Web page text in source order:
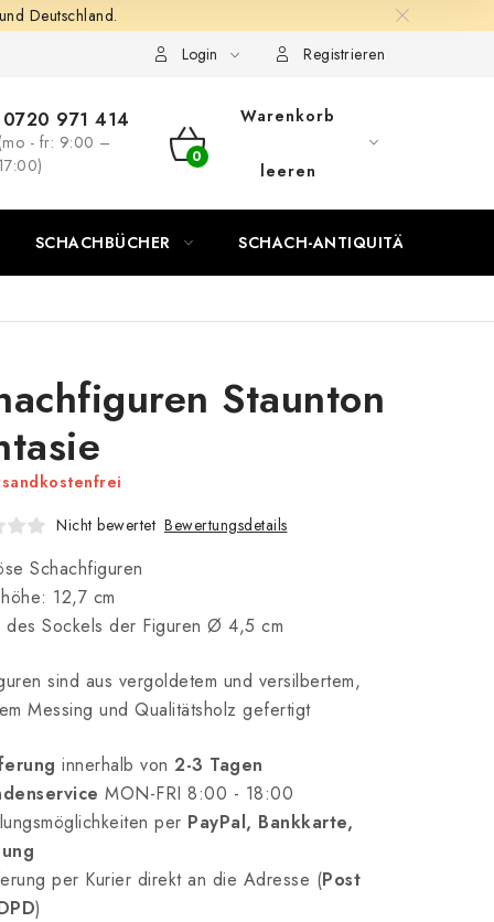
Deutschland.
Login
Registrieren
971 414
- fr: 9:00 –
WARENKORB
Warenkorb
leeren
SCHACHBÜCHER SCHACH-ANTIQUITÄTENLADEN
Staunton
Nicht bewertet Bewertungsdetails
Schachfiguren
12,7 cm
Sockels der Figuren Ø 4,5 cm
sind aus vergoldetem und versilbertem,
Messing und Qualitätsholz gefertigt
innerhalb von 2-3 Tagen
MON-FRI 8:00 - 18:00
per PayPal, Bankkarte,
per Kurier direkt an die Adresse (Post
)